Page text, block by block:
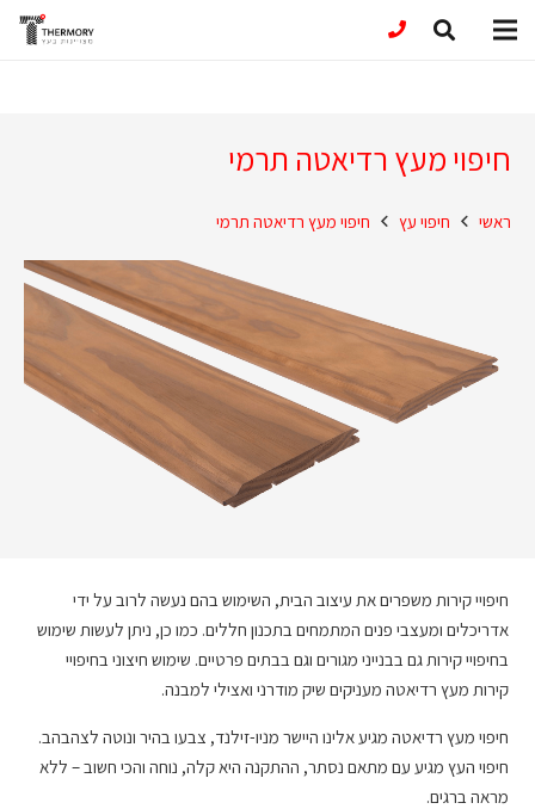
חיפוי מעץ רדיאטה תרמי
ראשי חיפוי עץ חיפוי מעץ רדיאטה תרמי
חיפויי קירות משפרים את עיצוב הבית, השימוש בהם נעשה לרוב על ידי
אדריכלים ומעצבי פנים המתמחים בתכנון חללים. כמו כן, ניתן לעשות שימוש
בחיפויי קירות גם בבנייני מגורים וגם בבתים פרטיים. שימוש חיצוני בחיפויי
קירות מעץ רדיאטה מעניקים שיק מודרני ואצילי למבנה.
חיפוי מעץ רדיאטה מגיע אלינו היישר מניו-זילנד, צבעו בהיר ונוטה לצהבהב.
חיפוי העץ מגיע עם מתאם נסתר, ההתקנה היא קלה, נוחה והכי חשוב – ללא
מראה ברגים.